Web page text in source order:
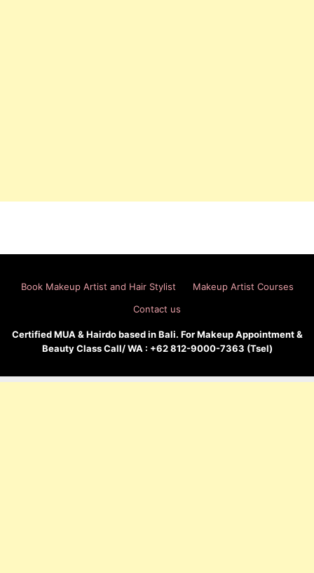
Book Makeup Artist and Hair Stylist
Makeup Artist Courses
Contact us
Certified MUA & Hairdo based in Bali. For Makeup Appointment &
Beauty Class Call/ WA : +62 812-9000-7363 (Tsel)